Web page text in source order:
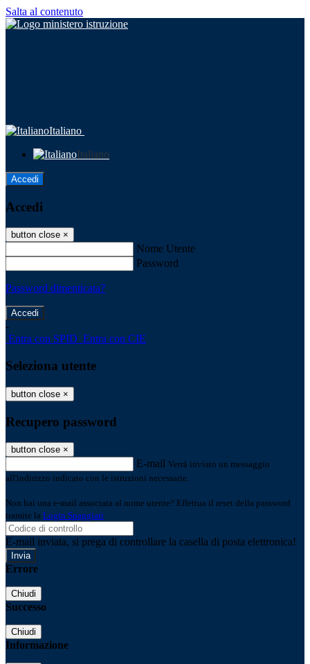
Salta al contenuto
Italiano
Italiano
Accedi
Accedi
button close ×
Nome Utente
Password
Password dimenticata?
-
Entra con SPID Entra con CIE
Seleziona utente
button close ×
Recupero password
button close ×
E-mail Verrà inviato un messaggio
all'indirizzo indicato con le istruzioni necessarie.
Non hai una e-mail associata al nome utente? Effettua il reset della password
tramite la Login Spaggiari
E-mail inviata, si prega di controllare la casella di posta elettronica!
Errore
Chiudi
Successo
Chiudi
Informazione